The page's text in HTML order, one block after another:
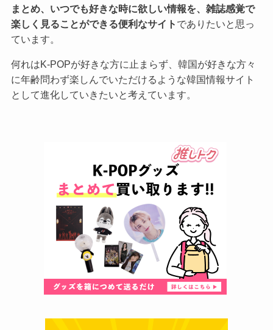
まとめ、いつでも好きな時に欲しい情報を、雑誌感覚で
楽しく見ることができる便利なサイト でありたいと思っ
ています。
何れはK-POPが好きな方に止まらず、韓国が好きな方々
に年齢問わず楽しんでいただけるような韓国情報サイト
として進化していきたいと考えています。